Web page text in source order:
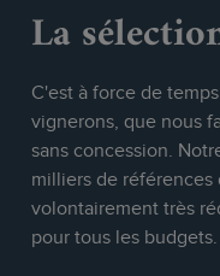
La
C'est à force de
vignerons, que nous
sans concession.
milliers de
volontairement très
pour tous les budgets.